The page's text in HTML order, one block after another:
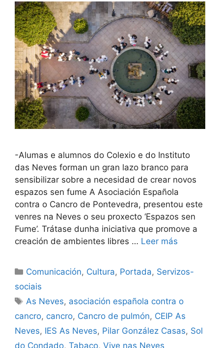
-Alumas e alumnos do Colexio e do Instituto
das Neves forman un gran lazo branco para
sensibilizar sobre a necesidad de crear novos
espazos sen fume A Asociación Española
contra o Cancro de Pontevedra, presentou este
venres na Neves o seu proxecto ‘Espazos sen
Fume’. Trátase dunha iniciativa que promove a
creación de ambientes libres … Leer más
Comunicación, Cultura, Portada, Servizos-
sociais
As Neves, asociación española contra o
cancro, cancro, Cancro de pulmón, CEIP As
Neves, IES As Neves, Pilar González Casas, Sol
do Condado, Tabaco, Vive nas Neves